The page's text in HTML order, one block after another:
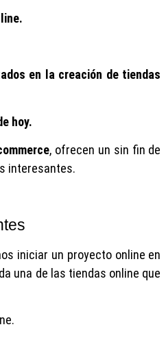
en la creación de tiendas
hoy.
, ofrecen un sin fin de
interesantes.
iniciar un proyecto online en
una de las tiendas online que